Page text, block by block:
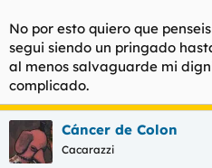
No por esto quiero que
segui siendo un pringado
al menos salvaguarde mi
complicado.
Cáncer de Colon
Cacarazzi